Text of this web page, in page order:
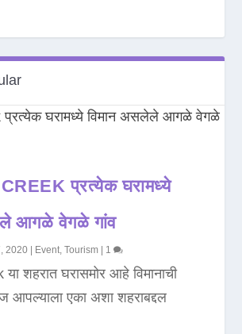
प्रत्येक घरामध्ये
आगळे वेगळे गांव
2020 Event,Tourism 1
शहरात घरासमोर आहे विमानाची
आपल्याला एका अशा शहराबद्दल